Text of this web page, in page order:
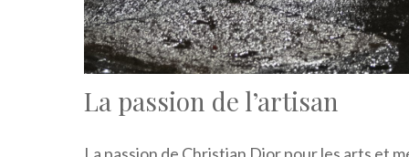
La passion de l’artisan